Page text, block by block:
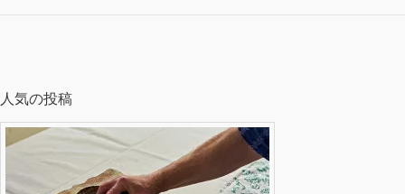
人気の投稿